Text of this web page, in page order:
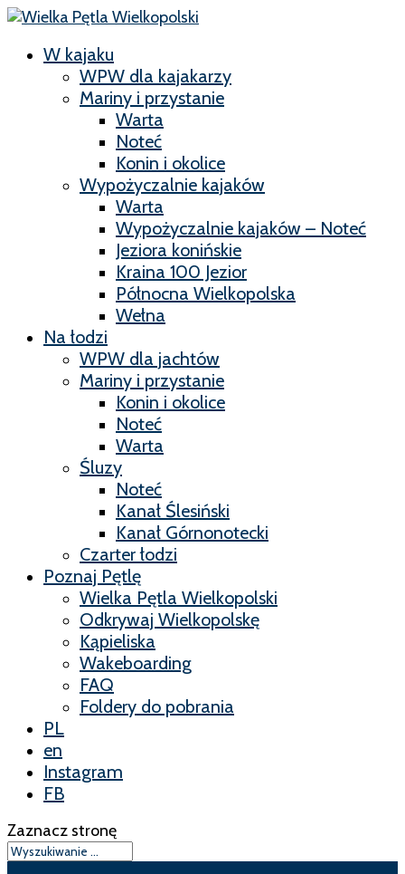
W kajaku
WPW dla kajakarzy
Mariny i przystanie
Warta
Noteć
Konin i okolice
Wypożyczalnie kajaków
Warta
Wypożyczalnie kajaków – Noteć
Jeziora konińskie
Kraina 100 Jezior
Północna Wielkopolska
Wełna
Na łodzi
WPW dla jachtów
Mariny i przystanie
Konin i okolice
Noteć
Warta
Śluzy
Noteć
Kanał Ślesiński
Kanał Górnonotecki
Czarter łodzi
Poznaj Pętlę
Wielka Pętla Wielkopolski
Odkrywaj Wielkopolskę
Kąpieliska
Wakeboarding
FAQ
Foldery do pobrania
PL
en
Instagram
FB
Zaznacz stronę